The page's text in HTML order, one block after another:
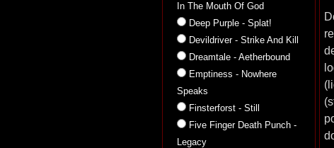
In The Mouth Of God
Deep Purple - Splat!
Devildriver - Strike And Kill
Dreamtale - Aetherbound
Emptiness - Nowhere
Speaks
Finsterforst - Still
Five Finger Death Punch -
Legacy